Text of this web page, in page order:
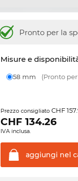
Pronto per la
Misure e
58 mm (Pronto
Prezzo consigliatoCHF
CHF134.26
IVA inclusa.
aggiungi nel